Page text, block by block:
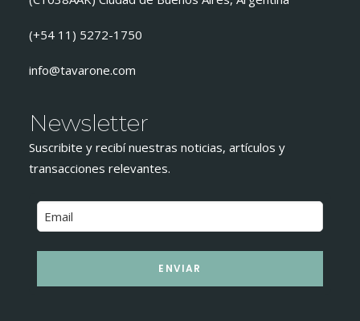
(+54 11) 5272-1750
info@tavarone.com
Newsletter
Suscribite y recibí nuestras noticias, artículos y
transacciones relevantes.
ENVIAR